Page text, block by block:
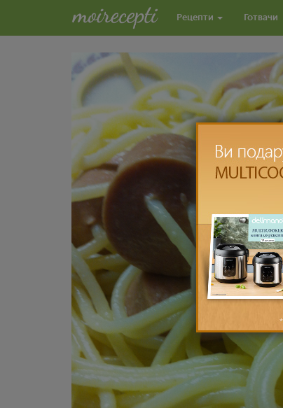
Рецепти Готвачи